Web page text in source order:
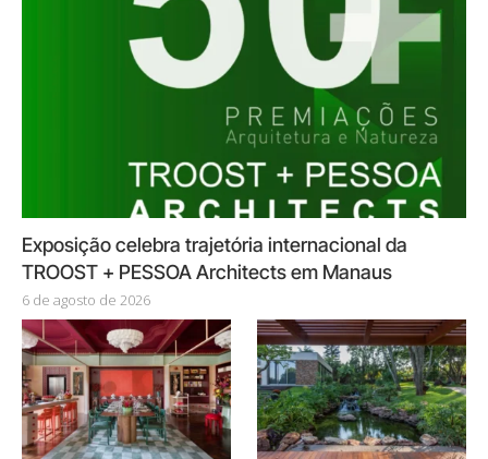
Exposição celebra trajetória internacional da
TROOST + PESSOA Architects em Manaus
6 de agosto de 2026